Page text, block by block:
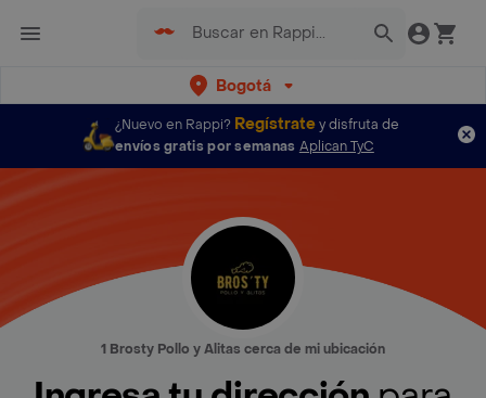
Bogotá
¿Nuevo en Rappi? Regístratey disfruta de
envíos gratis por semanas Aplican TyC
1 Brosty Pollo y Alitas cerca de mi ubicación